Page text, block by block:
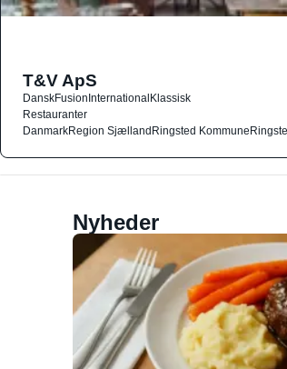
T&V ApS
DanskFusionInternationalKlassisk
Restauranter
DanmarkRegion SjællandRingsted Kommune
Nyheder